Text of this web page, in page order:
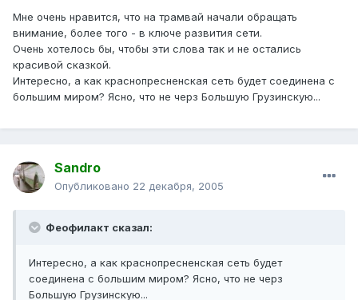
Мне очень нравится, что на трамвай начали обращать
внимание, более того - в ключе развития сети.
Очень хотелось бы, чтобы эти слова так и не остались
красивой сказкой.
Интересно, а как краснопресненская сеть будет соединена с
большим миром? Ясно, что не черз Большую Грузинскую...
Sandro
Опубликовано 22 декабря, 2005
Феофилакт сказал:
Интересно, а как краснопресненская сеть будет
соединена с большим миром? Ясно, что не черз
Большую Грузинскую...